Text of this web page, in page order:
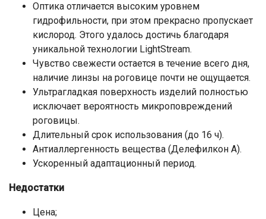
Оптика отличается высоким уровнем
гидрофильности, при этом прекрасно пропускает
кислород. Этого удалось достичь благодаря
уникальной технологии LightStream.
Чувство свежести остается в течение всего дня,
наличие линзы на роговице почти не ощущается.
Ультрагладкая поверхность изделий полностью
исключает вероятность микроповреждений
роговицы.
Длительный срок использования (до 16 ч).
Антиаллергенность вещества (Делефилкон А).
Ускоренный адаптационный период.
Недостатки
Цена;